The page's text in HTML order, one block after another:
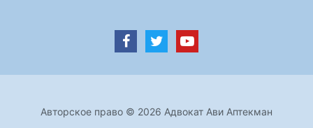
Авторское право © 2026 Адвокат Ави Аптекман